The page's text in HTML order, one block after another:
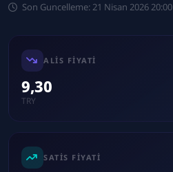
Son Guncelleme: 21 Nisan 2026 20:00
ALIS FIYATI
9,30
TRY
SATIS FIYATI